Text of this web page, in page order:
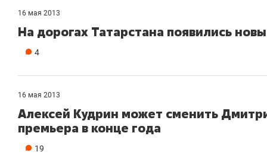
16 мая 2013
На дорогах Татарстана появились
4
16 мая 2013
Алексей Кудрин может сменить
премьера в конце года
19